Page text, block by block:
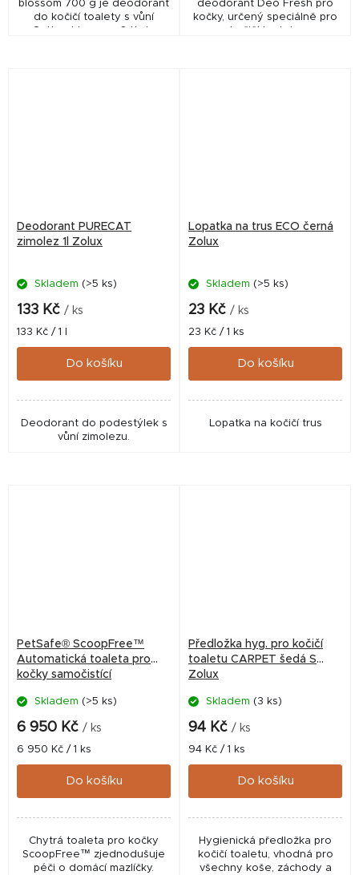
blossom 700 g je deodorant
do kočičí toalety s vůní
Cotton blossom. S tímto
deodorant Deo Fresh pro
kočky, určený speciálně pro
kočičí toalety.
Deodorant PURECAT
zimolez 1l Zolux
Skladem (>5 ks)
133 Kč / ks
Měrná
cena:
133 Kč / 1 l
Do košíku
Deodorant do podestýlek s
vůní zimolezu.
Lopatka na trus ECO černá
Zolux
Skladem (>5 ks)
23 Kč / ks
Měrná
cena:
23 Kč / 1 ks
Do košíku
Lopatka na kočičí trus
PetSafe® ScoopFree™
Automatická toaleta pro
kočky samočistící
Skladem (>5 ks)
6 950 Kč / ks
Měrná
cena:
6 950 Kč / 1 ks
Do košíku
Chytrá toaleta pro kočky
ScoopFree™ zjednodušuje
péči o domácí mazlíčky.
Předložka hyg. pro kočičí
toaletu CARPET šedá S
Zolux
Skladem (3 ks)
94 Kč / ks
Měrná
cena:
94 Kč / 1 ks
Do košíku
Hygienická předložka pro
kočičí toaletu, vhodná pro
všechny koše, záchody a